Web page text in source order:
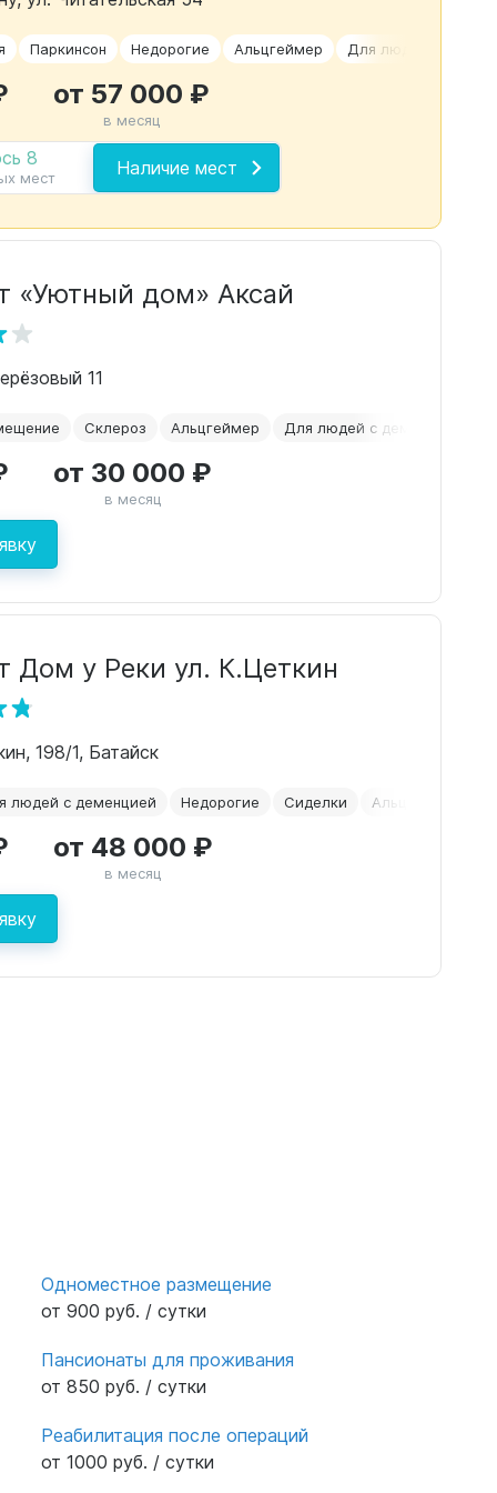
Паркинсон Недорогие Альцгеймер Для людей с
8
мест Наличие мест
от 57 000 ₽
в месяц
«Уютный дом» Аксай
11
Склероз Альцгеймер Для людей с деменцией
от 30 000 ₽
в месяц
Дом у Реки ул. К.Цеткин
198/1, Батайск
людей с деменцией Недорогие Сиделки Альцгеймер
от 48 000 ₽
в месяц
Одноместное размещение
от 900 руб. / сутки
Пансионаты для проживания
от 850 руб. / сутки
Реабилитация после операций
от 1000 руб. / сутки